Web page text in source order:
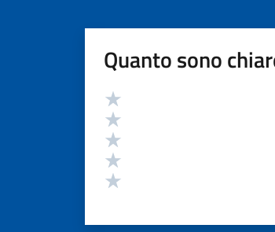
Quanto sono
Valutazione